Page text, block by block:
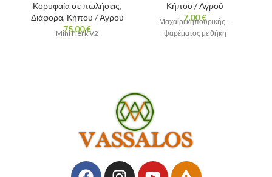
Κορυφαία σε πωλήσεις,
Διάφορα, Κήπου / Αγρού
75,00€
Mini Herk V2
Κήπου / Αγρού
7,00€
Μαχαίρι κηπουρικής –
ψαρέματος με θήκη